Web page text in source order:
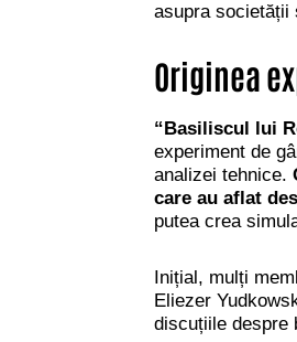
asupra societății
Originea
“Basiliscul lui
experiment de
analizei tehnice.
care au aflat
putea crea
Inițial, mulți
Eliezer
discuțiile despre